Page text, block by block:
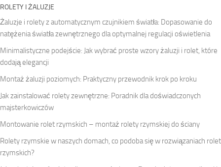
ROLETY I ŻALUZJE
Żaluzje i rolety z automatycznym czujnikiem światła: Dopasowanie do
natężenia światła zewnętrznego dla optymalnej regulacji oświetlenia
Minimalistyczne podejście: Jak wybrać proste wzory żaluzji i rolet, które
dodają elegancji
Montaż żaluzji poziomych: Praktyczny przewodnik krok po kroku
Jak zainstalować rolety zewnętrzne: Poradnik dla doświadczonych
majsterkowiczów
Montowanie rolet rzymskich – montaż rolety rzymskiej do ściany
Rolety rzymskie w naszych domach, co podoba się w rozwiązaniach rolet
rzymskich?